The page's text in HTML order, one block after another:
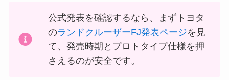
公式発表を確認するなら、まずトヨタ
のランドクルーザーFJ発表ページを見
て、発売時期とプロトタイプ仕様を押
さえるのが安全です。